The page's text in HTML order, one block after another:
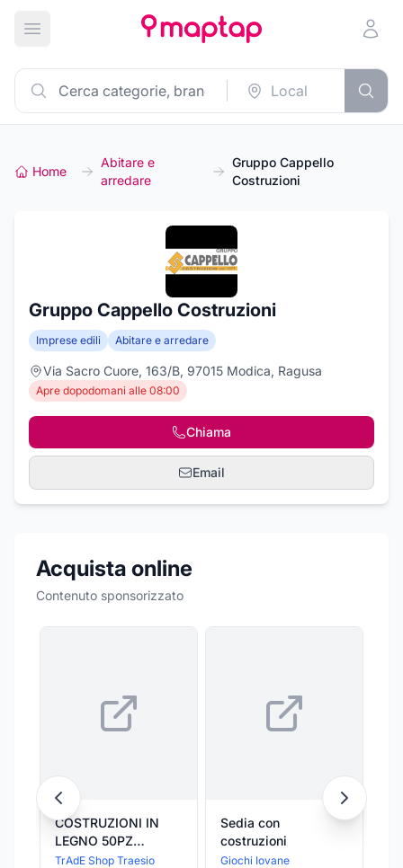
Apri menu principale
Home
Abitare e
arredare
Gruppo Cappello
Costruzioni
Gruppo Cappello Costruzioni
Imprese edili Abitare e arredare
Via Sacro Cuore, 163/B, 97015 Modica, Ragusa
Apre dopodomani alle 08:00
Chiama
Email
Acquista online
Contenuto sponsorizzato
COSTRUZIONI IN
LEGNO 50PZ
BLOCCHI
TrAdE Shop Traesio
Sedia con
costruzioni
Giochi Iovane